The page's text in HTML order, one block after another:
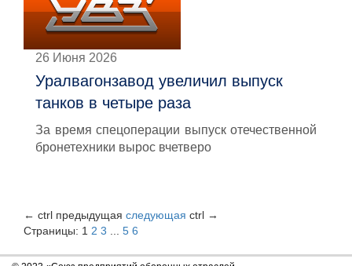
26 Июня 2026
Уралвагонзавод увеличил выпуск
танков в четыре раза
За время спецоперации выпуск отечественной
бронетехники вырос вчетверо
← ctrl предыдущая следующая ctrl →
Страницы: 1 2 3 ... 5 6